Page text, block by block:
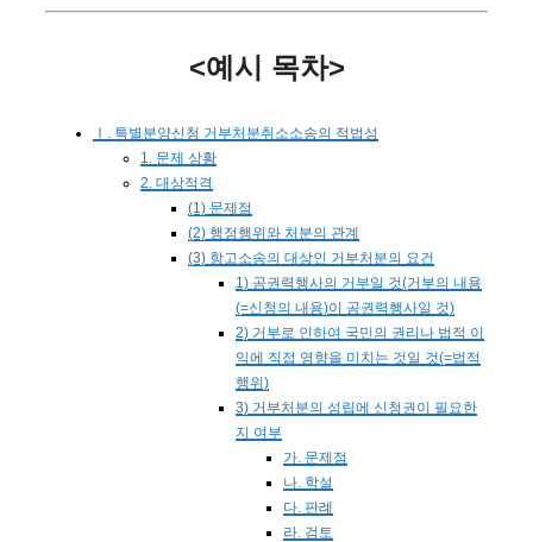
<예시 목차>
Ⅰ. 특별분양신청 거부처분취소소송의 적법성
1. 문제 상황
2. 대상적격
(1) 문제점
(2) 행정행위와 처분의 관계
(3) 항고소송의 대상인 거부처분의 요건
1) 공권력행사의 거부일 것(거부의 내용
(=신청의 내용)이 공권력행사일 것)
2) 거부로 인하여 국민의 권리나 법적 이
익에 직접 영향을 미치는 것일 것(=법적
행위)
3) 거부처분의 성립에 신청권이 필요한
지 여부
가. 문제점
나. 학설
다. 판례
라. 검토